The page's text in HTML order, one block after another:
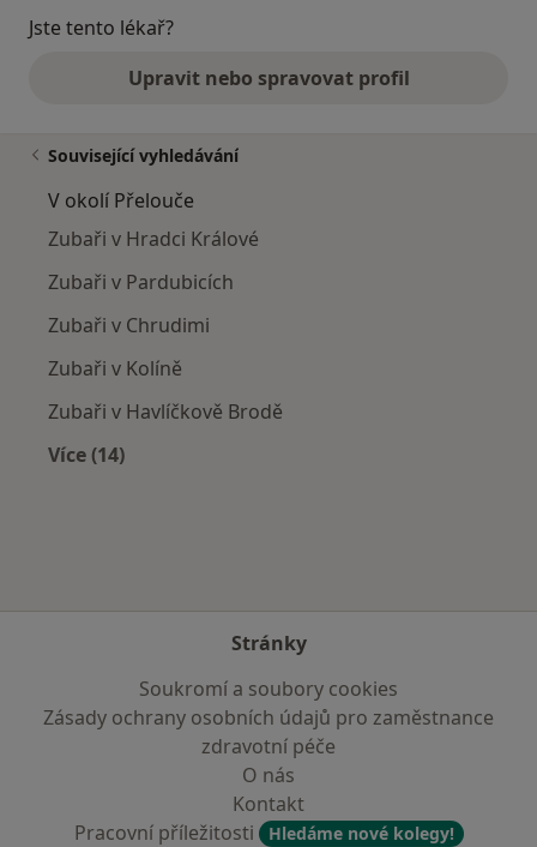
Jste tento lékař?
Upravit nebo spravovat profil
Související vyhledávání
V okolí Přelouče
Zubaři v Hradci Králové
Zubaři v Pardubicích
Zubaři v Chrudimi
Zubaři v Kolíně
Zubaři v Havlíčkově Brodě
Více (14)
Stránky
Soukromí a soubory cookies
Zásady ochrany osobních údajů pro zaměstnance
zdravotní péče
O nás
Kontakt
Pracovní příležitosti
Hledáme nové kolegy!